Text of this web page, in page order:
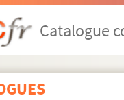
Catalogue